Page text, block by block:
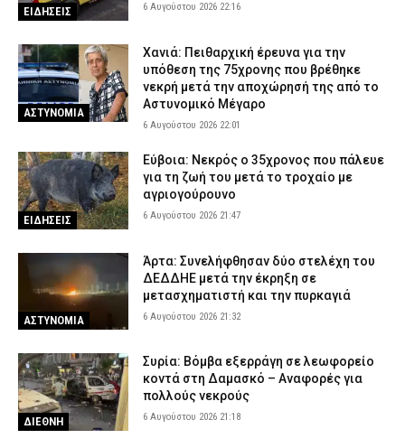
ΕΙΔΗΣΕΙΣ 6 Αυγούστου 2026 22:16
ΑΣΤΥΝΟΜΙΑ
Χανιά: Πειθαρχική έρευνα για την
υπόθεση της 75χρονης που βρέθηκε
νεκρή μετά την αποχώρησή της από το
Αστυνομικό Μέγαρο
6 Αυγούστου 2026 22:01
ΕΙΔΗΣΕΙΣ
Εύβοια: Νεκρός ο 35χρονος που πάλευε
για τη ζωή του μετά το τροχαίο με
αγριογούρουνο
6 Αυγούστου 2026 21:47
ΑΣΤΥΝΟΜΙΑ
Άρτα: Συνελήφθησαν δύο στελέχη του
ΔΕΔΔΗΕ μετά την έκρηξη σε
μετασχηματιστή και την πυρκαγιά
6 Αυγούστου 2026 21:32
ΔΙΕΘΝΗ
Συρία: Βόμβα εξερράγη σε λεωφορείο
κοντά στη Δαμασκό – Αναφορές για
πολλούς νεκρούς
6 Αυγούστου 2026 21:18